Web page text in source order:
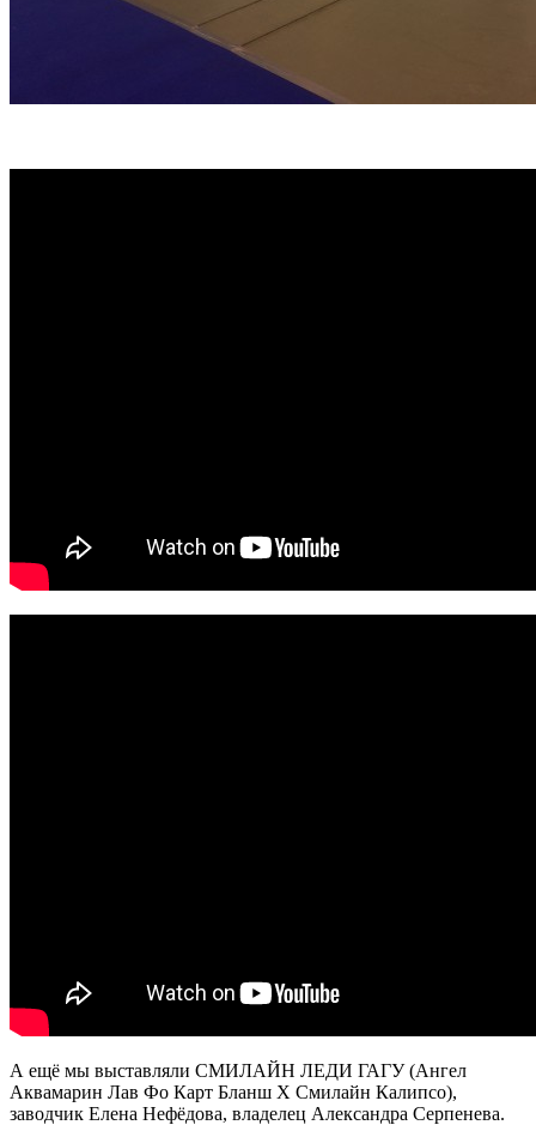
А ещё мы выставляли СМИЛАЙН ЛЕДИ ГАГУ (Ангел
Аквамарин Лав Фо Карт Бланш Х Смилайн Калипсо),
заводчик Елена Нефёдова, владелец Александра Серпенева.